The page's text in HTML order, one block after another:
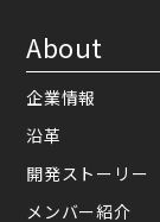
About
企業情報
沿革
開発ストーリー
メンバー紹介